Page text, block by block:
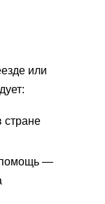
или
стране
помощь —